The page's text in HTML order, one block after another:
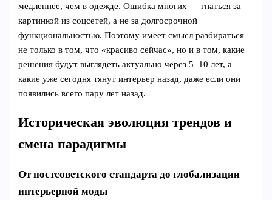
медленнее, чем в одежде. Ошибка многих — гнаться за
картинкой из соцсетей, а не за долгосрочной
функциональностью. Поэтому имеет смысл разбираться
не только в том, что «красиво сейчас», но и в том, какие
решения будут выглядеть актуально через 5–10 лет, а
какие уже сегодня тянут интерьер назад, даже если они
появились всего пару лет назад.
Историческая эволюция трендов и
смена парадигмы
От постсоветского стандарта до глобализации
интерьерной моды